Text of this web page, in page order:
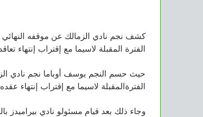
كشف نجم نادي الزمالك عن موقفه النهائي
الفترة المقبلة لاسيما مع إقتراب إنتهاء
حيث حسم النجم يوسف أوباما نجم نادي
الفترةالمقبلة لاسيما مع إقتراب إنتهاء
وجاء ذلك بعد قيام مسئولو نادي بيراميدز